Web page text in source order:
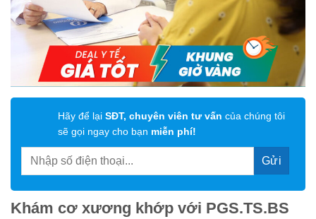
Hãy để lại SĐT, chuyên viên tư vấn của chúng tôi
sẽ gọi ngay cho bạn miễn phí!
Khám cơ xương khớp với PGS.TS.BS